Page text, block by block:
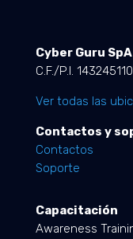
Cyber Guru SpA
C.F./P.I.
Ver todas las
Contactos y
Contactos
Soporte
Capacitación
Awareness